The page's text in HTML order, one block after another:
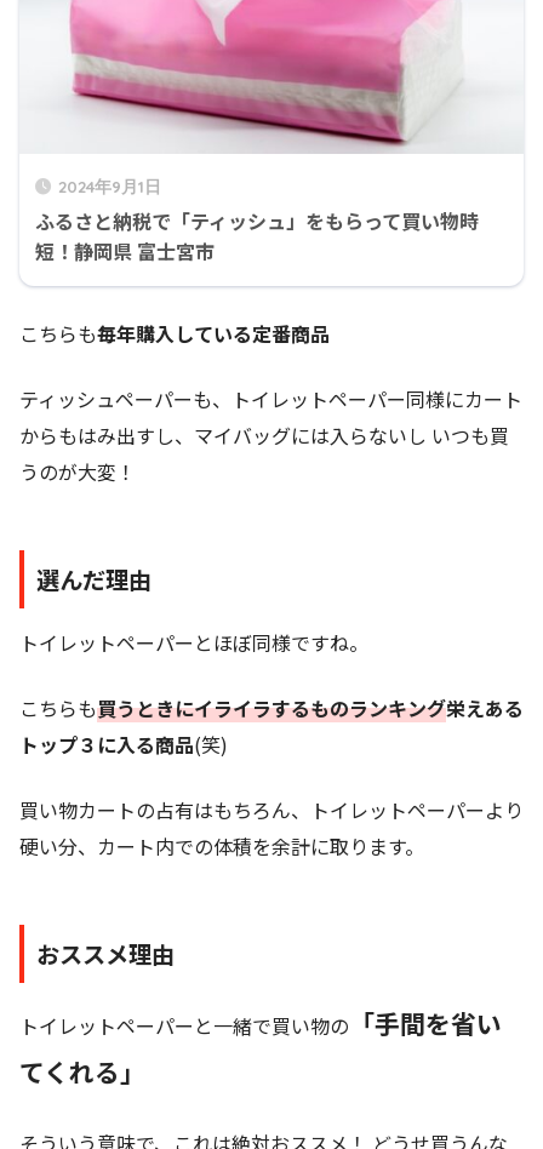
2024年9月1日
ふるさと納税で「ティッシュ」をもらって買い物時
短！静岡県 富士宮市
こちらも毎年購入している定番商品
ティッシュペーパーも、トイレットペーパー同様にカート
からもはみ出すし、マイバッグには入らないし いつも買
うのが大変！
選んだ理由
トイレットペーパーとほぼ同様ですね。
こちらも買うときにイライラするものランキング栄えある
トップ３に入る商品(笑)
買い物カートの占有はもちろん、トイレットペーパーより
硬い分、カート内での体積を余計に取ります。
おススメ理由
トイレットペーパーと一緒で買い物の 「手間を省い
てくれる」